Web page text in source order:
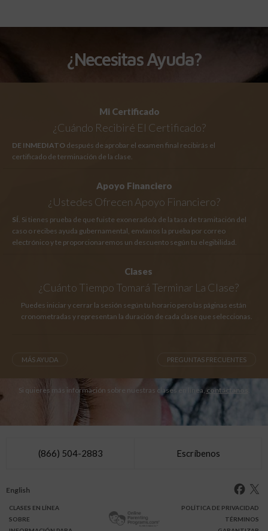
¿Necesitas Ayuda?
Mi Certificado
¿Cuándo Recibiré El Certificado?
DE INMEDIATO después de aprobar el examen final recibirás el
certificado de terminación de la clase.
Apoyo Financiero
¿Ustedes Ofrecen Apoyo Financiero?
SÍ. Si tienes prueba de que fuiste exonerado/a de la tasa de tramitación del
caso o recibes ayuda gubernamental, envíanos la prueba por correo
electrónico y te proporcionaremos un descuento según tu elegibilidad.
Clases
¿Cuánto Tiempo Tomará Terminar La Clase?
Puedes iniciar y cerrar la sesión según tu horario pero las páginas están
cronometradas y representan la duración de cada clase que seleccionas.
MÁS AYUDA PREGUNTAS FRECUENTES
Si quieres más información sobre nuestras clases en línea, contáctanos
(866) 504-2883 Escríbenos
English
CLASES EN LÍNEA
SOBRE
POLÍTICA DE PRIVACIDAD
TÉRMINOS